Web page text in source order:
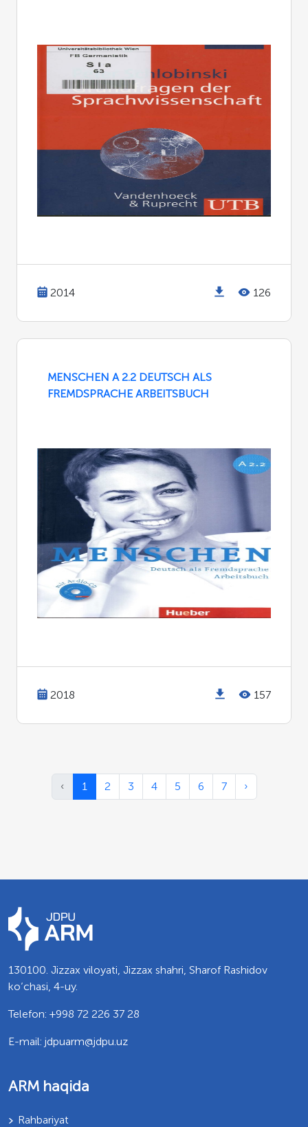
2014 126
MENSCHEN A 2.2 DEUTSCH ALS
FREMDSPRACHE ARBEITSBUCH
2018 157
‹ 1 2 3 4 5 6 7 ›
130100. Jizzax viloyati, Jizzax shahri, Sharof Rashidov
ko’chasi, 4-uy.
Telefon: +998 72 226 37 28
E-mail: jdpuarm@jdpu.uz
ARM haqida
Rahbariyat